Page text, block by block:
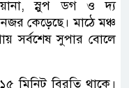
স্নুপ ডগ ও দ্য
কেড়েছে। মাঠে মঞ্চ
সর্বশেষ সুপার বোলে
মিনিট বিরতি থাকে।